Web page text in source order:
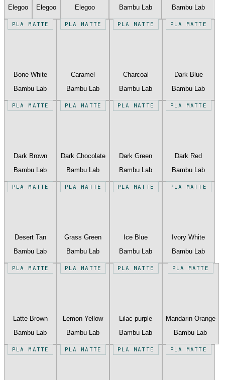
Elegoo
Elegoo
Elegoo
Bambu Lab
Bambu Lab
PLA MATTE
Bone White
Bambu Lab
PLA MATTE
Caramel
Bambu Lab
PLA MATTE
Charcoal
Bambu Lab
PLA MATTE
Dark Blue
Bambu Lab
PLA MATTE
Dark Brown
Bambu Lab
PLA MATTE
Dark Chocolate
Bambu Lab
PLA MATTE
Dark Green
Bambu Lab
PLA MATTE
Dark Red
Bambu Lab
PLA MATTE
Desert Tan
Bambu Lab
PLA MATTE
Grass Green
Bambu Lab
PLA MATTE
Ice Blue
Bambu Lab
PLA MATTE
Ivory White
Bambu Lab
PLA MATTE
Latte Brown
Bambu Lab
PLA MATTE
Lemon Yellow
Bambu Lab
PLA MATTE
Lilac purple
Bambu Lab
PLA MATTE
Mandarin Orange
Bambu Lab
PLA MATTE PLA MATTE PLA MATTE PLA MATTE